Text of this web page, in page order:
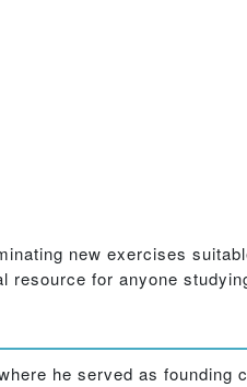
new exercises
resource for anyone
he served as founding